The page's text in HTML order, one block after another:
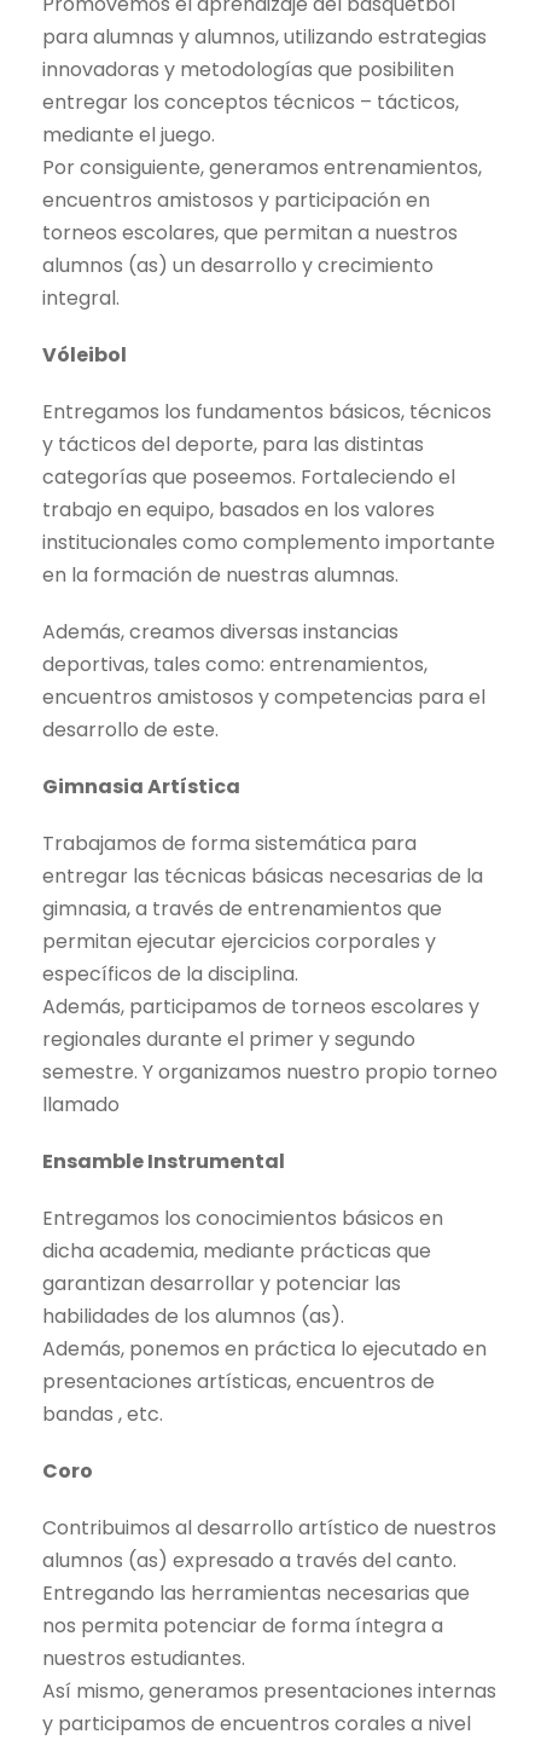
para alumnas y alumnos, utilizando estrategias
innovadoras y metodologías que posibiliten
entregar los conceptos técnicos – tácticos,
mediante el juego.
Por consiguiente, generamos entrenamientos,
encuentros amistosos y participación en
torneos escolares, que permitan a nuestros
alumnos (as) un desarrollo y crecimiento
integral.
Vóleibol
Entregamos los fundamentos básicos, técnicos
y tácticos del deporte, para las distintas
categorías que poseemos. Fortaleciendo el
trabajo en equipo, basados en los valores
institucionales como complemento importante
en la formación de nuestras alumnas.
Además, creamos diversas instancias
deportivas, tales como: entrenamientos,
encuentros amistosos y competencias para el
desarrollo de este.
Gimnasia Artística
Trabajamos de forma sistemática para
entregar las técnicas básicas necesarias de la
gimnasia, a través de entrenamientos que
permitan ejecutar ejercicios corporales y
específicos de la disciplina.
Además, participamos de torneos escolares y
regionales durante el primer y segundo
semestre. Y organizamos nuestro propio torneo
llamado
Ensamble Instrumental
Entregamos los conocimientos básicos en
dicha academia, mediante prácticas que
garantizan desarrollar y potenciar las
habilidades de los alumnos (as).
Además, ponemos en práctica lo ejecutado en
presentaciones artísticas, encuentros de
bandas , etc.
Coro
Contribuimos al desarrollo artístico de nuestros
alumnos (as) expresado a través del canto.
Entregando las herramientas necesarias que
nos permita potenciar de forma íntegra a
nuestros estudiantes.
Así mismo, generamos presentaciones internas
y participamos de encuentros corales a nivel